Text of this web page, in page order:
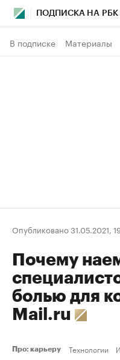
ПОДПИСКА НА РБК
В подписке Материалы
Опубликовано 31.05.2021,
Почему
болью для
Mail.ru
Про: карьеру Технологии